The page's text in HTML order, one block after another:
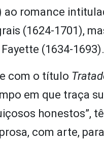
ao romance
(1624-1701),
(1634-1693).
com o título
em que traça
honestos”,
com arte,